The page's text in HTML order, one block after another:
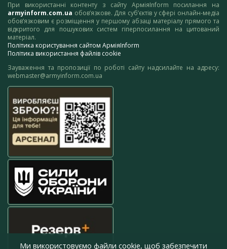
При використанні контенту з сайту АрміяInform посилання на
armyinform.com.ua обов’язкове. Для суб’єктів у сфері онлайн-медіа
обов’язковим є розміщення у першому абзаці матеріалу прямого та
відкритого для пошукових систем гіперпосилання на цитований
матеріал.
Політика користування сайтом АрміяInform
Політика використання файлів cookie
Зауваження та пропозиції по роботі сайту надсилайте на адресу:
webmaster@armyinform.com.ua
Ми використовуємо файли cookie, щоб забезпечити